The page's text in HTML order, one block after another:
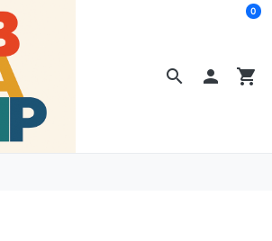
search  shopping_cart
0